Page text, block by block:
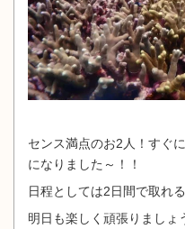
センス満点のお2人！すぐ
になりました～！！
日程としては2日間で取れる
明日も楽しく頑張りましょ